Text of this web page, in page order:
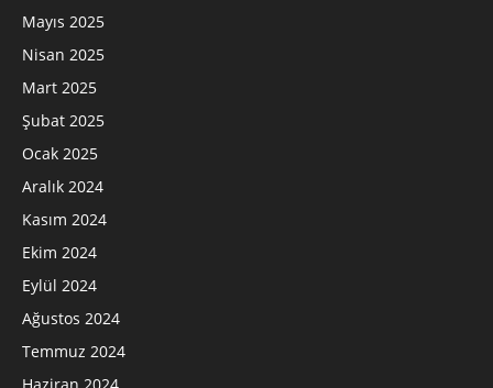
Mayıs 2025
Nisan 2025
Mart 2025
Şubat 2025
Ocak 2025
Aralık 2024
Kasım 2024
Ekim 2024
Eylül 2024
Ağustos 2024
Temmuz 2024